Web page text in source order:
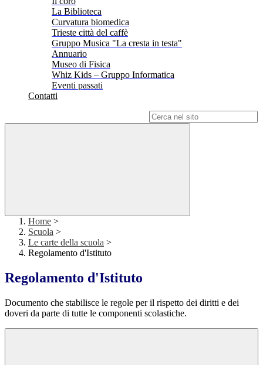
La Biblioteca
Curvatura biomedica
Trieste città del caffè
Gruppo Musica "La cresta in testa"
Annuario
Museo di Fisica
Whiz Kids – Gruppo Informatica
Eventi passati
Contatti
Home >
Scuola >
Le carte della scuola >
Regolamento d'Istituto
Regolamento d'Istituto
Documento che stabilisce le regole per il rispetto dei diritti e dei
doveri da parte di tutte le componenti scolastiche.